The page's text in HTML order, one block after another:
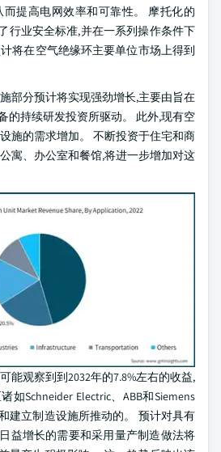
提高电网效率和可靠性。 摩托化的
行业安全标准,并在一系列操作条件下
将在空气绝缘环主要单位市场上得到
部分预计将实现强劲增长,主要由旨在
的持续研发投资所驱动。 此外,现有空
施的需求增加。 不断投资于住宅和商
寓、办公室和餐馆,将进一步增加对这
能观察到到2032年的7.8%左右的收益,
如Schneider Electric、ABB和Siemens
建立制造设施所推动的。 预计对具有
益增长的需要和采用量产制造做法将